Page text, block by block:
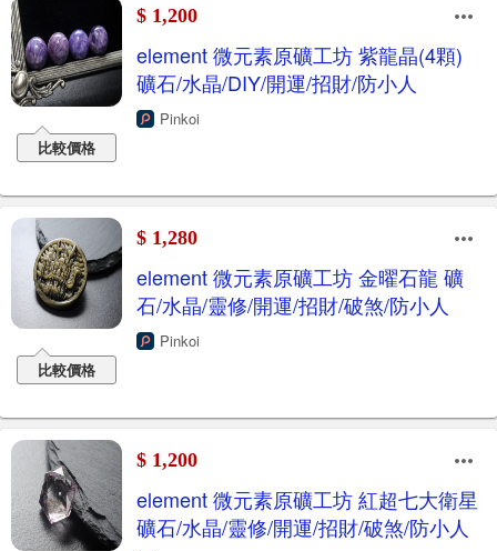
比較價格
$ 1,200
element 微元素原礦工坊 紫龍晶(4顆)
礦石/水晶/DIY/開運/招財/防小人
Pinkoi
比較價格
$ 1,280
element 微元素原礦工坊 金曜石龍 礦
石/水晶/靈修/開運/招財/破煞/防小人
Pinkoi
$ 1,200
element 微元素原礦工坊 紅超七大衛星
礦石/水晶/靈修/開運/招財/破煞/防小人